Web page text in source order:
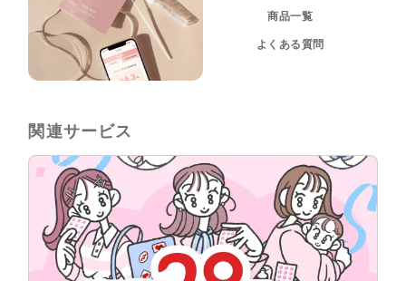
商品一覧
よくある質問
関連サービス